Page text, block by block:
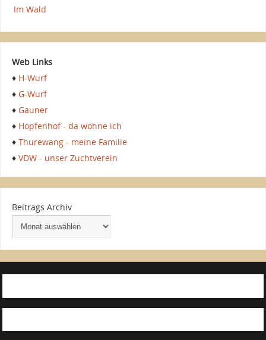
Im Wald
Web Links
♦ H-Wurf
♦ G-Wurf
♦ Gauner
♦ Hopfenhof - da wohne ich
♦ Thurewang - meine Familie
♦ VDW - unser Zuchtverein
Beitrags Archiv